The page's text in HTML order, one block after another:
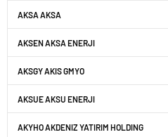
AKSA AKSA
AKSEN AKSA ENERJI
AKSGY AKIS GMYO
AKSUE AKSU ENERJI
AKYHO AKDENIZ YATIRIM HOLDING